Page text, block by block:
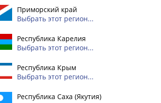
Приморский край
Выбрать этот регион...
Республика Карелия
Выбрать этот регион...
Республика Крым
Выбрать этот регион...
Республика Саха (Якутия)